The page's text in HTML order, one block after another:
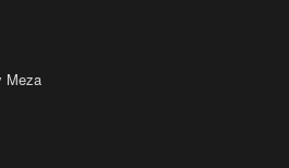
Meza